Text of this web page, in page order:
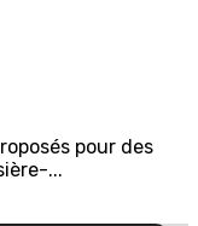
pour des
...